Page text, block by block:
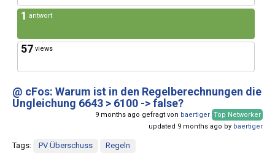
1 antwort
57 views
@ cFos: Warum ist in den Regelberechnungen die
Ungleichung 6643 > 6100 -> false?
9 months ago gefragt von baertiger Top Networker
updated 9 months ago by baertiger
Tags: PV Überschuss Regeln